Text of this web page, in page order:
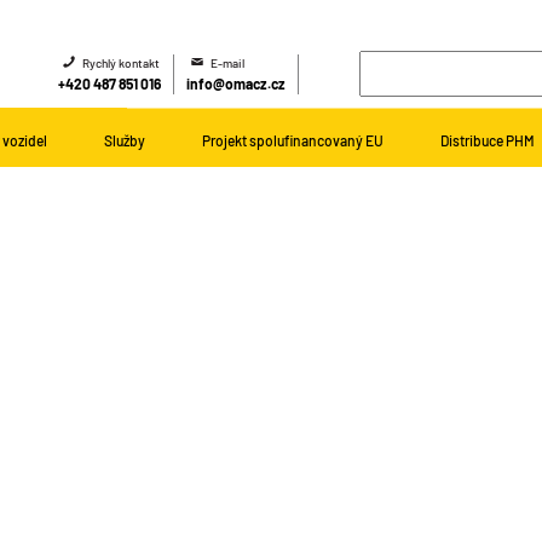
Rychlý kontakt
+420 487 851 016
E-mail
info@omacz.cz
Služby Projekt spolufinancovaný EU Distribuce PHM